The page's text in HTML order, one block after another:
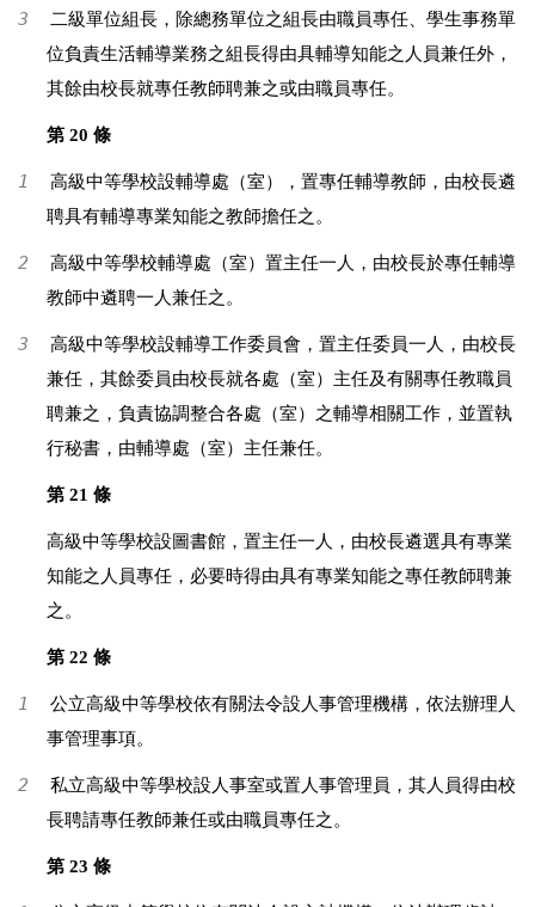
3
二級單位組長，除總務單位之組長由職員專任、學生事務單
位負責生活輔導業務之組長得由具輔導知能之人員兼任外，
其餘由校長就專任教師聘兼之或由職員專任。
第 20 條
1 高級中等學校設輔導處（室），置專任輔導教師，由校長遴
聘具有輔導專業知能之教師擔任之。
2 高級中等學校輔導處（室）置主任一人，由校長於專任輔導
教師中遴聘一人兼任之。
3 高級中等學校設輔導工作委員會，置主任委員一人，由校長
兼任，其餘委員由校長就各處（室）主任及有關專任教職員
聘兼之，負責協調整合各處（室）之輔導相關工作，並置執
行秘書，由輔導處（室）主任兼任。
第 21 條
高級中等學校設圖書館，置主任一人，由校長遴選具有專業
知能之人員專任，必要時得由具有專業知能之專任教師聘兼
之。
第 22 條
1 公立高級中等學校依有關法令設人事管理機構，依法辦理人
事管理事項。
2 私立高級中等學校設人事室或置人事管理員，其人員得由校
長聘請專任教師兼任或由職員專任之。
第 23 條